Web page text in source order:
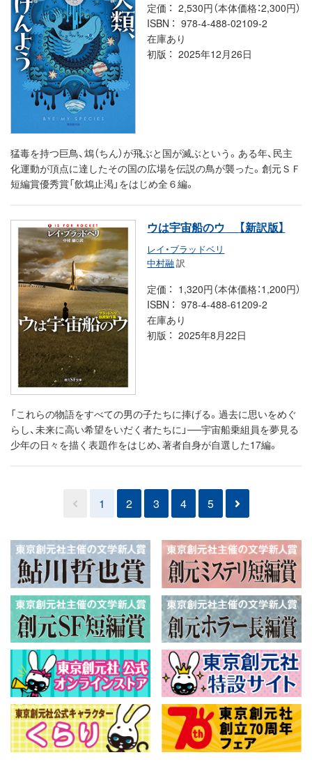
定価
2,530円（本体価格：2,300円）
ISBN
978-4-488-02109-2
在庫あり
初版
2025年12月26日
猛毒を持つ巨鳥、鴆（ちん）が飛ぶと国が滅ぶという。ある年、民主
化運動が頂点に達したその国の広場を伝説の鳥が襲った。創元ＳＦ
短編賞優秀賞「飲鴆止渇」をはじめ全６編。
ウは宇宙船のウ 【新訳版】
レイ・ブラッドベリ
中村融訳
定価
1,320円（本体価格：1,200円）
ISBN
978-4-488-61209-2
在庫あり
初版
2025年8月22日
「これらの物語をすべての男の子たちに捧げる。過去に思いをめぐ
らし、未来に高い希望をいだく者たちに」──宇宙船乗組員を夢見る
少年の日々を描く表題作をはじめ、著者自身が自選した17編。
1 2 3 4 5